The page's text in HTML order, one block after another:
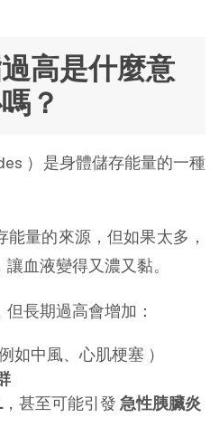
高是什麼意
？
）是身體儲存能量的一種
量的來源，但如果太多，
血液變得又濃又黏。
長期過高會增加：
例如中風、心肌梗塞 ）
，甚至可能引發 急性胰臟炎